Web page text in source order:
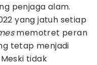
penjaga alam.
yang jatuh setiap
memotret peran
tetap menjadi
tidak